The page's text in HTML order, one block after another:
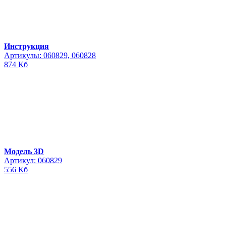
Инструкция
Артикулы: 060829, 060828
874 Кб
Модель 3D
Артикул: 060829
556 Кб